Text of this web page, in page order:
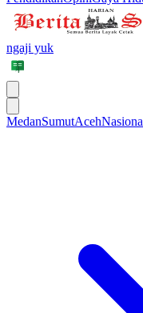
ngaji yuk
MedanSumutAceh